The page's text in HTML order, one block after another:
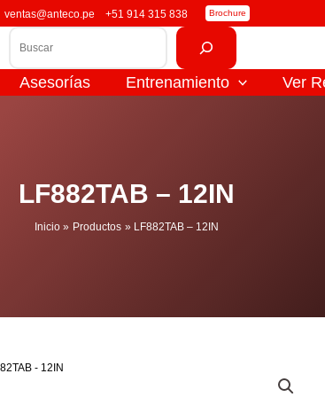
ventas@anteco.pe +51 914 315 838 Brochure
Asesorías Entrenamiento Ver
LF882TAB – 12IN
Inicio Productos LF882TAB – 12IN